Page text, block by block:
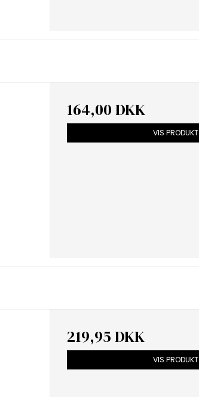
164,00 DKK
VIS PRODUKT
219,95 DKK
VIS PRODUKT